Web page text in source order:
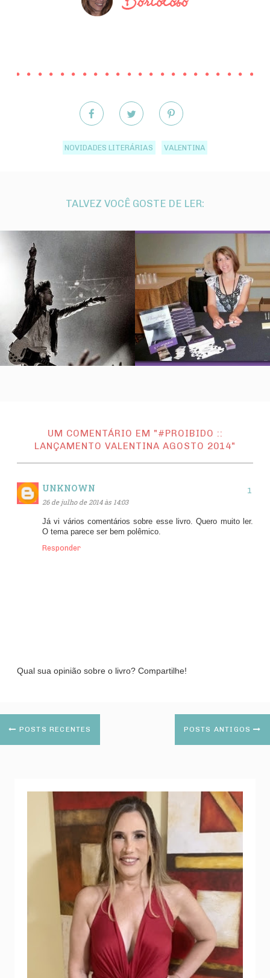
NOVIDADES LITERÁRIAS VALENTINA
TALVEZ VOCÊ GOSTE DE LER:
UM COMENTÁRIO EM "#PROIBIDO ::
LANÇAMENTO VALENTINA AGOSTO 2014"
UNKNOWN
26 de julho de 2014 às 14:03
Já vi vários comentários sobre esse livro. Quero muito ler.
O tema parece ser bem polêmico.
Responder
Qual sua opinião sobre o livro? Compartilhe!
POSTS RECENTES POSTS ANTIGOS